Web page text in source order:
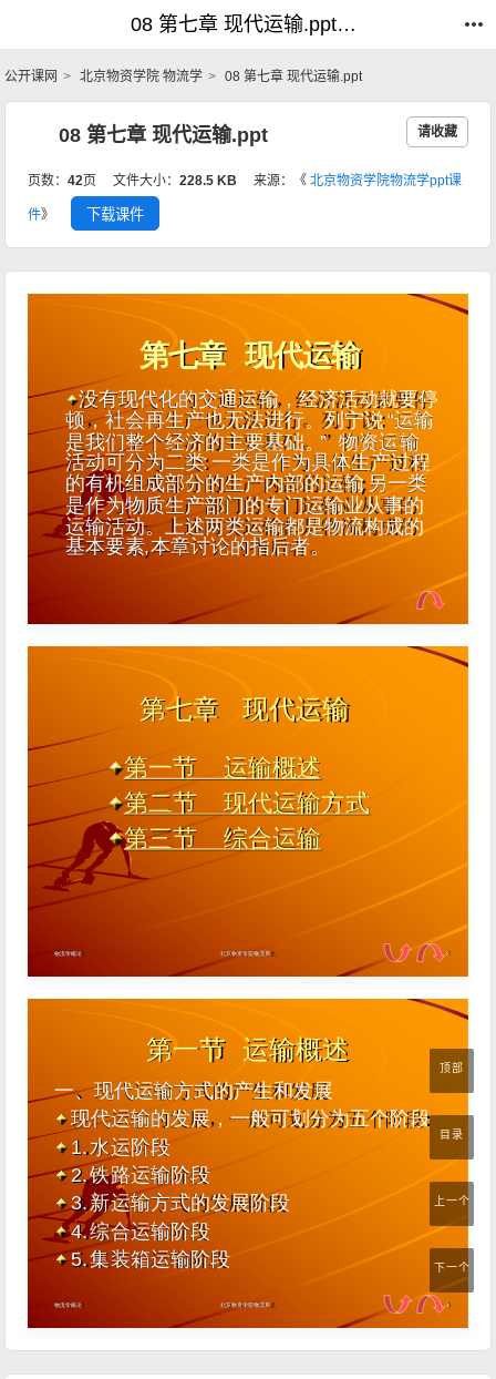
08 第七章 现代运输.ppt_物流学_公开课网
08 第七章 现代运输.ppt_物流学_公开课网
公开课网 北京物资学院 物流学 08 第七章 现代运输.ppt
08 第七章 现代运输.ppt 请收藏
页数：42页 文件大小：228.5 KB 来源：《北京物资学院物流学ppt课
件》 下载课件
顶部
目录
上一个
下一个